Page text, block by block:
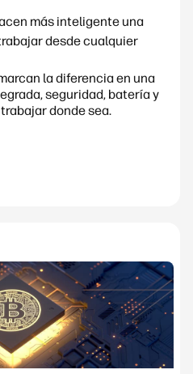
más inteligente una
desde cualquier
la diferencia en una
seguridad, batería y
donde sea.